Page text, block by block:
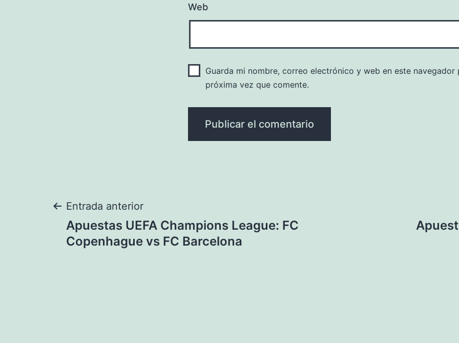
Web
Guarda mi nombre, correo electrónico y web en este navegador
próxima vez que comente.
Navegación
de
Entrada anterior
Apuestas UEFA Champions League: FC
Copenhague vs FC Barcelona